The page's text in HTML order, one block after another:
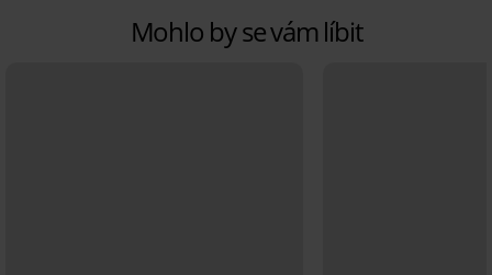
Mohlo by se vám líbit